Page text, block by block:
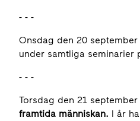
- - -
Onsdag den 20 september
under samtliga seminarier
- - -
Torsdag den 21
framtida människan. I år